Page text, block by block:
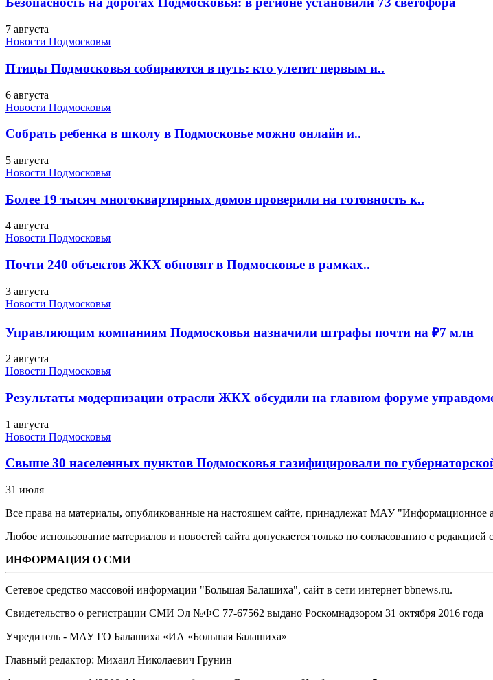
7 августа
Новости Подмосковья
Птицы Подмосковья собираются в путь: кто улетит первым и..
6 августа
Новости Подмосковья
Собрать ребенка в школу в Подмосковье можно онлайн и..
5 августа
Новости Подмосковья
Более 19 тысяч многоквартирных домов проверили на готовность к..
4 августа
Новости Подмосковья
Почти 240 объектов ЖКХ обновят в Подмосковье в рамках..
3 августа
Новости Подмосковья
Управляющим компаниям Подмосковья назначили штрафы почти на ₽7 млн
2 августа
Новости Подмосковья
Результаты модернизации отрасли ЖКХ обсудили на главном форуме
1 августа
Новости Подмосковья
Свыше 30 населенных пунктов Подмосковья газифицировали по
31 июля
Все права на материалы, опубликованные на настоящем сайте, принадлежат МАУ "Информационное
Любое использование материалов и новостей сайта допускается только по согласованию с
ИНФОРМАЦИЯ О СМИ
Сетевое средство массовой информации "Большая Балашиха", сайт в сети интернет bbnews.ru.
Свидетельство о регистрации СМИ Эл №ФС ‎77-67562 выдано Роскомнадзором 31 октября 2016 года
Учредитель - МАУ ГО Балашиха «ИА «Большая Балашиха»
Главный редактор: Михаил Николаевич Грунин